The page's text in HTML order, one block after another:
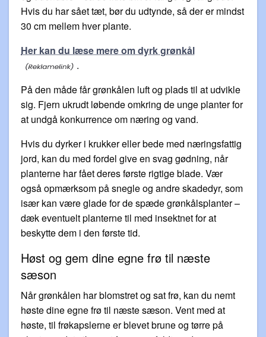
Hvis du har sået tæt, bør du udtynde, så der er mindst
30 cm mellem hver plante.
Her kan du læse mere om dyrk grønkål
.
På den måde får grønkålen luft og plads til at udvikle
sig. Fjern ukrudt løbende omkring de unge planter for
at undgå konkurrence om næring og vand.
Hvis du dyrker i krukker eller bede med næringsfattig
jord, kan du med fordel give en svag gødning, når
planterne har fået deres første rigtige blade. Vær
også opmærksom på snegle og andre skadedyr, som
især kan være glade for de spæde grønkålsplanter –
dæk eventuelt planterne til med insektnet for at
beskytte dem i den første tid.
Høst og gem dine egne frø til næste
sæson
Når grønkålen har blomstret og sat frø, kan du nemt
høste dine egne frø til næste sæson. Vent med at
høste, til frøkapslerne er blevet brune og tørre på